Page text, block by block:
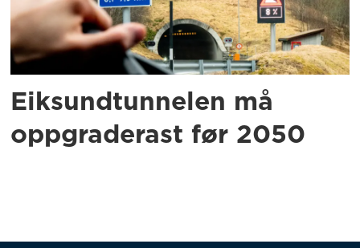
Eiksundtunnelen må
oppgraderast før 2050